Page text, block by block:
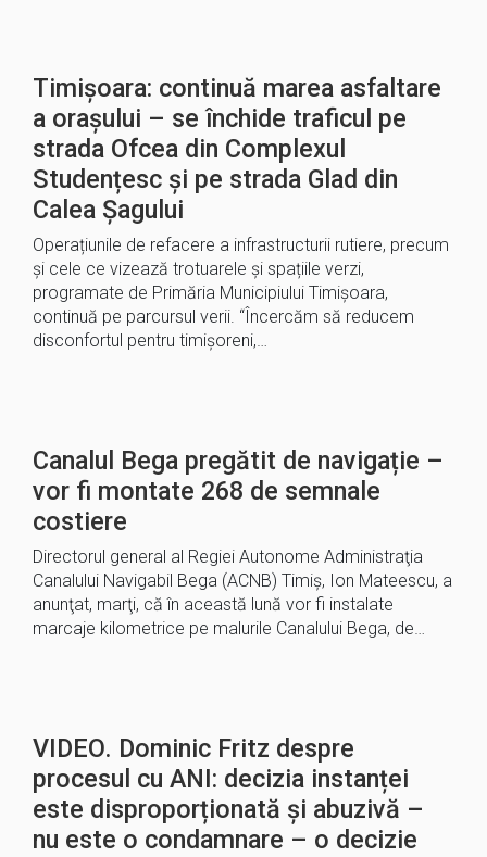
Timișoara: continuă marea asfaltare
a orașului – se închide traficul pe
strada Ofcea din Complexul
Studențesc și pe strada Glad din
Calea Șagului
Operațiunile de refacere a infrastructurii rutiere, precum
și cele ce vizează trotuarele și spațiile verzi,
programate de Primăria Municipiului Timișoara,
continuă pe parcursul verii. “Încercăm să reducem
disconfortul pentru timișoreni,…
Canalul Bega pregătit de navigație –
vor fi montate 268 de semnale
costiere
Directorul general al Regiei Autonome Administraţia
Canalului Navigabil Bega (ACNB) Timiş, Ion Mateescu, a
anunţat, marţi, că în această lună vor fi instalate
marcaje kilometrice pe malurile Canalului Bega, de…
VIDEO. Dominic Fritz despre
procesul cu ANI: decizia instanței
este disproporționată și abuzivă –
nu este o condamnare – o decizie